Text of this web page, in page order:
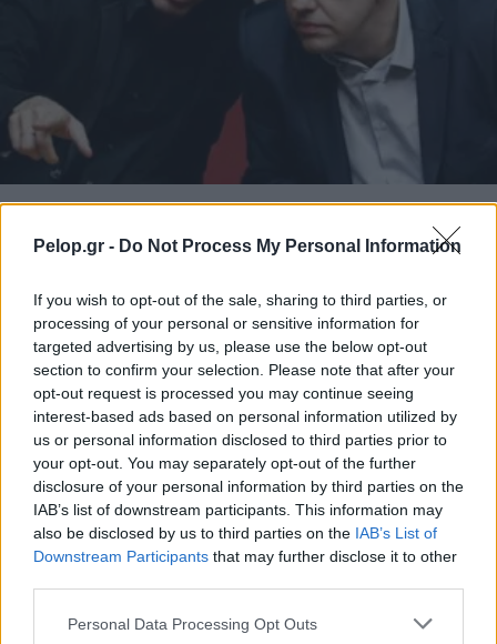
Pelop.gr - Do Not Process My Personal Information
If you wish to opt-out of the sale, sharing to third parties, or
processing of your personal or sensitive information for
targeted advertising by us, please use the below opt-out
section to confirm your selection. Please note that after your
opt-out request is processed you may continue seeing
interest-based ads based on personal information utilized by
us or personal information disclosed to third parties prior to
your opt-out. You may separately opt-out of the further
disclosure of your personal information by third parties on the
IAB’s list of downstream participants. This information may
also be disclosed by us to third parties on the IAB’s List of
Downstream Participants that may further disclose it to other
Please note that this website/app uses one or more Google
Personal Data Processing Opt Outs
Ο Τσίπρας «ξεγυμνώνει» τον Βαρουφάκη: Από
χώρα